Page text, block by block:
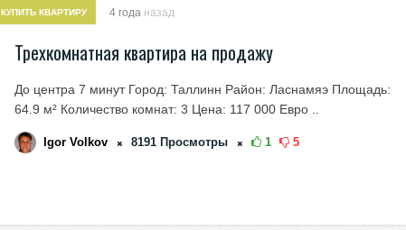
КУПИТЬ КВАРТИРУ 4 года назад
Трехкомнатная квартира на продажу
До центра 7 минут Город: Таллинн Район: Ласнамяэ Площадь:
64.9 м² Количество комнат: 3 Цена: 117 000 Евро ..
Igor Volkov 8191 Просмотры 1 5